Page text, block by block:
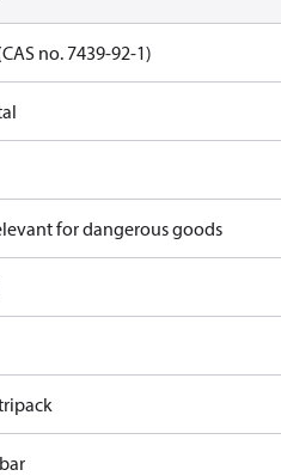
no. 7439-92-1)
for dangerous goods